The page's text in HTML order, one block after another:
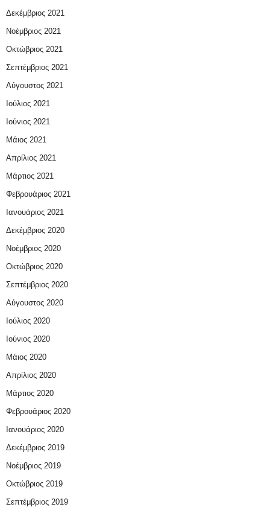
Δεκέμβριος 2021
Νοέμβριος 2021
Οκτώβριος 2021
Σεπτέμβριος 2021
Αύγουστος 2021
Ιούλιος 2021
Ιούνιος 2021
Μάιος 2021
Απρίλιος 2021
Μάρτιος 2021
Φεβρουάριος 2021
Ιανουάριος 2021
Δεκέμβριος 2020
Νοέμβριος 2020
Οκτώβριος 2020
Σεπτέμβριος 2020
Αύγουστος 2020
Ιούλιος 2020
Ιούνιος 2020
Μάιος 2020
Απρίλιος 2020
Μάρτιος 2020
Φεβρουάριος 2020
Ιανουάριος 2020
Δεκέμβριος 2019
Νοέμβριος 2019
Οκτώβριος 2019
Σεπτέμβριος 2019